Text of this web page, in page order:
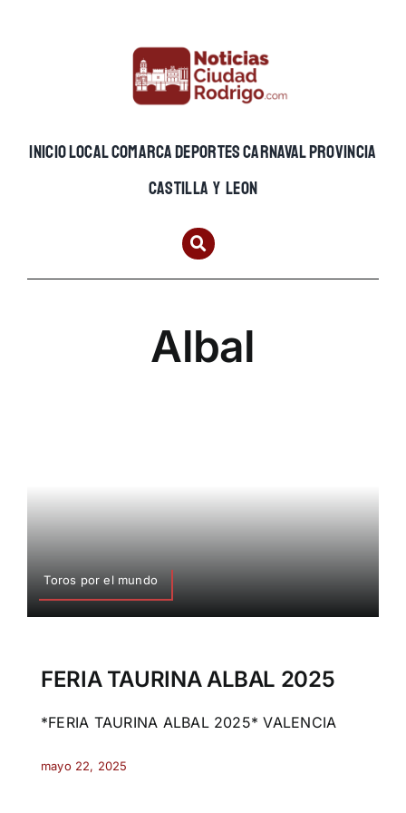
INICIOLOCALCOMARCADEPORTESCARNAVALPROVINCIA
CASTILLA Y LEON
Albal
Toros por el mundo
FERIA TAURINA ALBAL 2025
*FERIA TAURINA ALBAL 2025* VALENCIA
mayo 22, 2025